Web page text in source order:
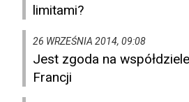
limitami?
26 WRZEŚNIA 2014, 09:08
Jest zgoda na
Francji